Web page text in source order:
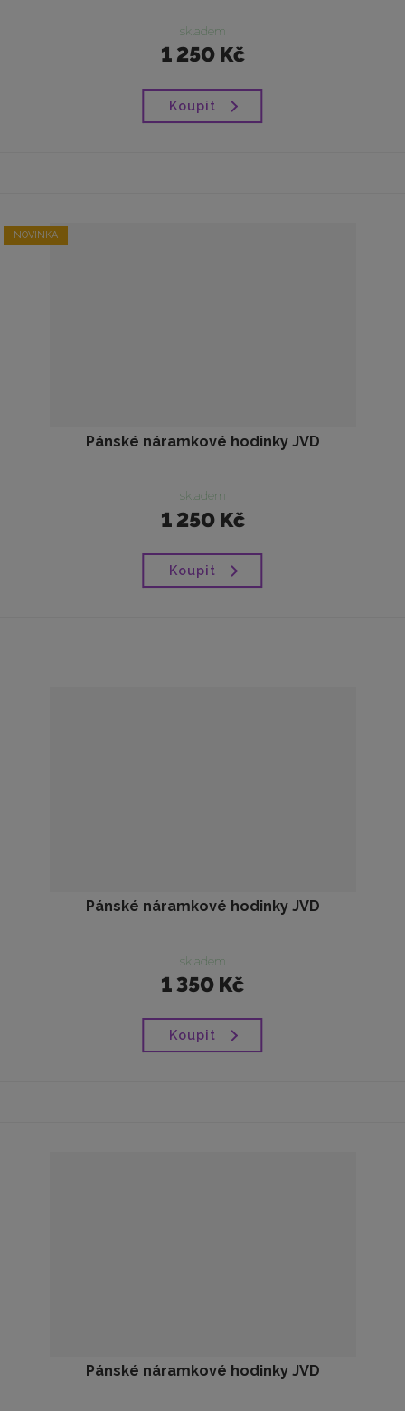
skladem
1 250 Kč
Koupit
NOVINKA
Pánské náramkové hodinky JVD
skladem
1 250 Kč
Koupit
Pánské náramkové hodinky JVD
skladem
1 350 Kč
Koupit
Pánské náramkové hodinky JVD